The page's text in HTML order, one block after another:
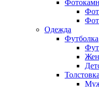
Одежда
Футболка
Толстовка